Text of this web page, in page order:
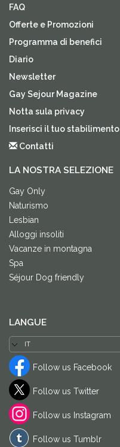
FAQ
Offerte e Promozioni
Programma di benefici
Diario
Newsletter
Gay Sejour Magazine
Notta sula privacy
Inserisci il tuo stabilimento
Contatti
LA NOSTRA SELEZIONE
Gay Only
Naturismo
Lesbian
Alloggi insoliti
Vacanze in montagna
Spa
Séjour Dog friendly
LANGUE
Follow us Facebook
Follow us Twitter
Follow us Instagram
Follow us Tumblr